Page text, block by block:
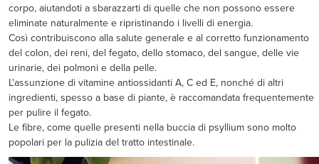
corpo, aiutandoti a sbarazzarti di quelle che non possono essere
eliminate naturalmente e ripristinando i livelli di energia.
Così contribuiscono alla salute generale e al corretto funzionamento
del colon, dei reni, del fegato, dello stomaco, del sangue, delle vie
urinarie, dei polmoni e della pelle.
L'assunzione di vitamine antiossidanti A, C ed E, nonché di altri
ingredienti, spesso a base di piante, è raccomandata frequentemente
per pulire il fegato.
Le fibre, come quelle presenti nella buccia di psyllium sono molto
popolari per la pulizia del tratto intestinale.